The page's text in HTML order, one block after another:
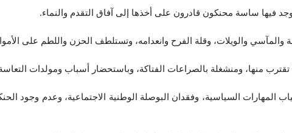
فيها ساسة محنكون قادرون على أخذها إلى آفاق التقدم والنماء.
والمآسي والويلات، وقلة الفرح وانعدامه، وتستلطف الحزن واللطم على
منها، ومنشغلة بالصراعات الفتاكة، وباستحضار أسباب ومولدات
المهارات السياسية، وفقدان البوصلة الوطنية الاجتماعية، وعدم وجود